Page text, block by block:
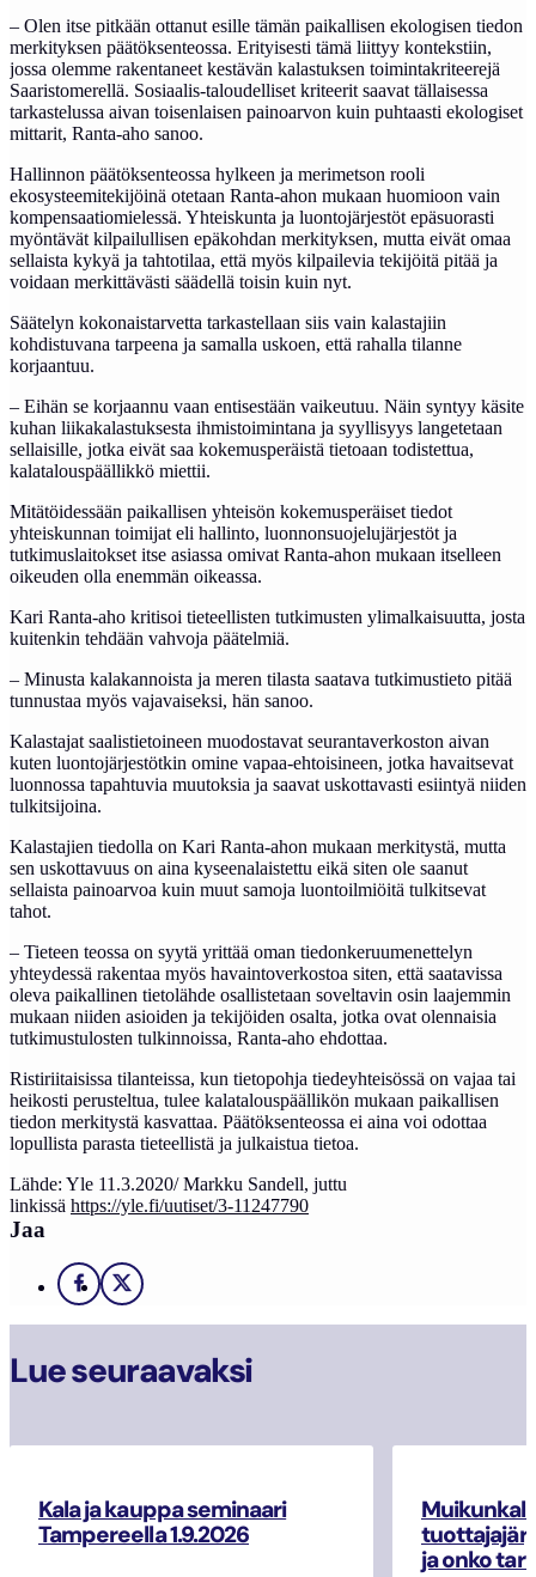
– Olen itse pitkään ottanut esille tämän paikallisen ekologisen tiedon
merkityksen päätöksenteossa. Erityisesti tämä liittyy kontekstiin,
jossa olemme rakentaneet kestävän kalastuksen toimintakriteerejä
Saaristomerellä. Sosiaalis-taloudelliset kriteerit saavat tällaisessa
tarkastelussa aivan toisenlaisen painoarvon kuin puhtaasti ekologiset
mittarit, Ranta-aho sanoo.
Hallinnon päätöksenteossa hylkeen ja merimetson rooli
ekosysteemitekijöinä otetaan Ranta-ahon mukaan huomioon vain
kompensaatiomielessä. Yhteiskunta ja luontojärjestöt epäsuorasti
myöntävät kilpailullisen epäkohdan merkityksen, mutta eivät omaa
sellaista kykyä ja tahtotilaa, että myös kilpailevia tekijöitä pitää ja
voidaan merkittävästi säädellä toisin kuin nyt.
Säätelyn kokonaistarvetta tarkastellaan siis vain kalastajiin
kohdistuvana tarpeena ja samalla uskoen, että rahalla tilanne
korjaantuu.
– Eihän se korjaannu vaan entisestään vaikeutuu. Näin syntyy käsite
kuhan liikakalastuksesta ihmistoimintana ja syyllisyys langetetaan
sellaisille, jotka eivät saa kokemusperäistä tietoaan todistettua,
kalatalouspäällikkö miettii.
Mitätöidessään paikallisen yhteisön kokemusperäiset tiedot
yhteiskunnan toimijat eli hallinto, luonnonsuojelujärjestöt ja
tutkimuslaitokset itse asiassa omivat Ranta-ahon mukaan itselleen
oikeuden olla enemmän oikeassa.
Kari Ranta-aho kritisoi tieteellisten tutkimusten ylimalkaisuutta, josta
kuitenkin tehdään vahvoja päätelmiä.
– Minusta kalakannoista ja meren tilasta saatava tutkimustieto pitää
tunnustaa myös vajavaiseksi, hän sanoo.
Kalastajat saalistietoineen muodostavat seurantaverkoston aivan
kuten luontojärjestötkin omine vapaa-ehtoisineen, jotka havaitsevat
luonnossa tapahtuvia muutoksia ja saavat uskottavasti esiintyä niiden
tulkitsijoina.
Kalastajien tiedolla on Kari Ranta-ahon mukaan merkitystä, mutta
sen uskottavuus on aina kyseenalaistettu eikä siten ole saanut
sellaista painoarvoa kuin muut samoja luontoilmiöitä tulkitsevat
tahot.
– Tieteen teossa on syytä yrittää oman tiedonkeruumenettelyn
yhteydessä rakentaa myös havaintoverkostoa siten, että saatavissa
oleva paikallinen tietolähde osallistetaan soveltavin osin laajemmin
mukaan niiden asioiden ja tekijöiden osalta, jotka ovat olennaisia
tutkimustulosten tulkinnoissa, Ranta-aho ehdottaa.
Ristiriitaisissa tilanteissa, kun tietopohja tiedeyhteisössä on vajaa tai
heikosti perusteltua, tulee kalatalouspäällikön mukaan paikallisen
tiedon merkitystä kasvattaa. Päätöksenteossa ei aina voi odottaa
lopullista parasta tieteellistä ja julkaistua tietoa.
Lähde: Yle 11.3.2020/ Markku Sandell, juttu
linkissä https://yle.fi/uutiset/3-11247790
Jaa
Facebook
X
Lue seuraavaksi
Kala ja kauppa seminaari
Tampereella 1.9.2026
ja onko